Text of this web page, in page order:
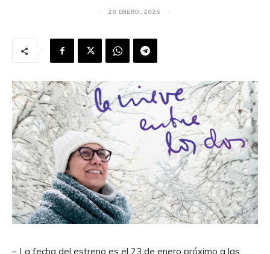
20 ENERO, 2025
– La fecha del estreno es el 23 de enero próximo a las